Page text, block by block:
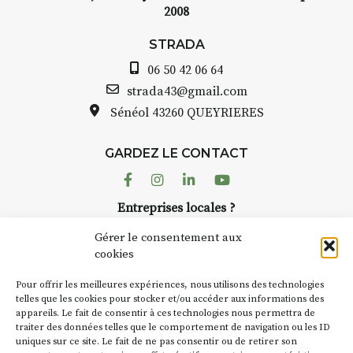
Gérer le consentement aux
cookies
Pour offrir les meilleures expériences, nous utilisons des technologies
telles que les cookies pour stocker et/ou accéder aux informations des
appareils. Le fait de consentir à ces technologies nous permettra de
traiter des données telles que le comportement de navigation ou les ID
uniques sur ce site. Le fait de ne pas consentir ou de retirer son
avez ouvert une galerie à
Auzon…
Bernard TURLE Le Fumoir n’est
pas une galerie permanente.
AuzonToujours organise
dans le village. Des artistes et
caves, les granges d’Auzon. Le
Fumoir est l’un de ces espaces
d’autres activités culturelles de
la Petite Cité de Caractère. Par
exemple, l’installationCochon
Charbons’inscrit comme en
2008
STRADA
06 50 42 06 64
strada43@gmail.com
Sénéol 43260 QUEYRIERES
GARDEZ LE CONTACT
FacebookInstagram
LinkedinYoutube
Entreprises locales ?
Suivez toute l'actu de Strada